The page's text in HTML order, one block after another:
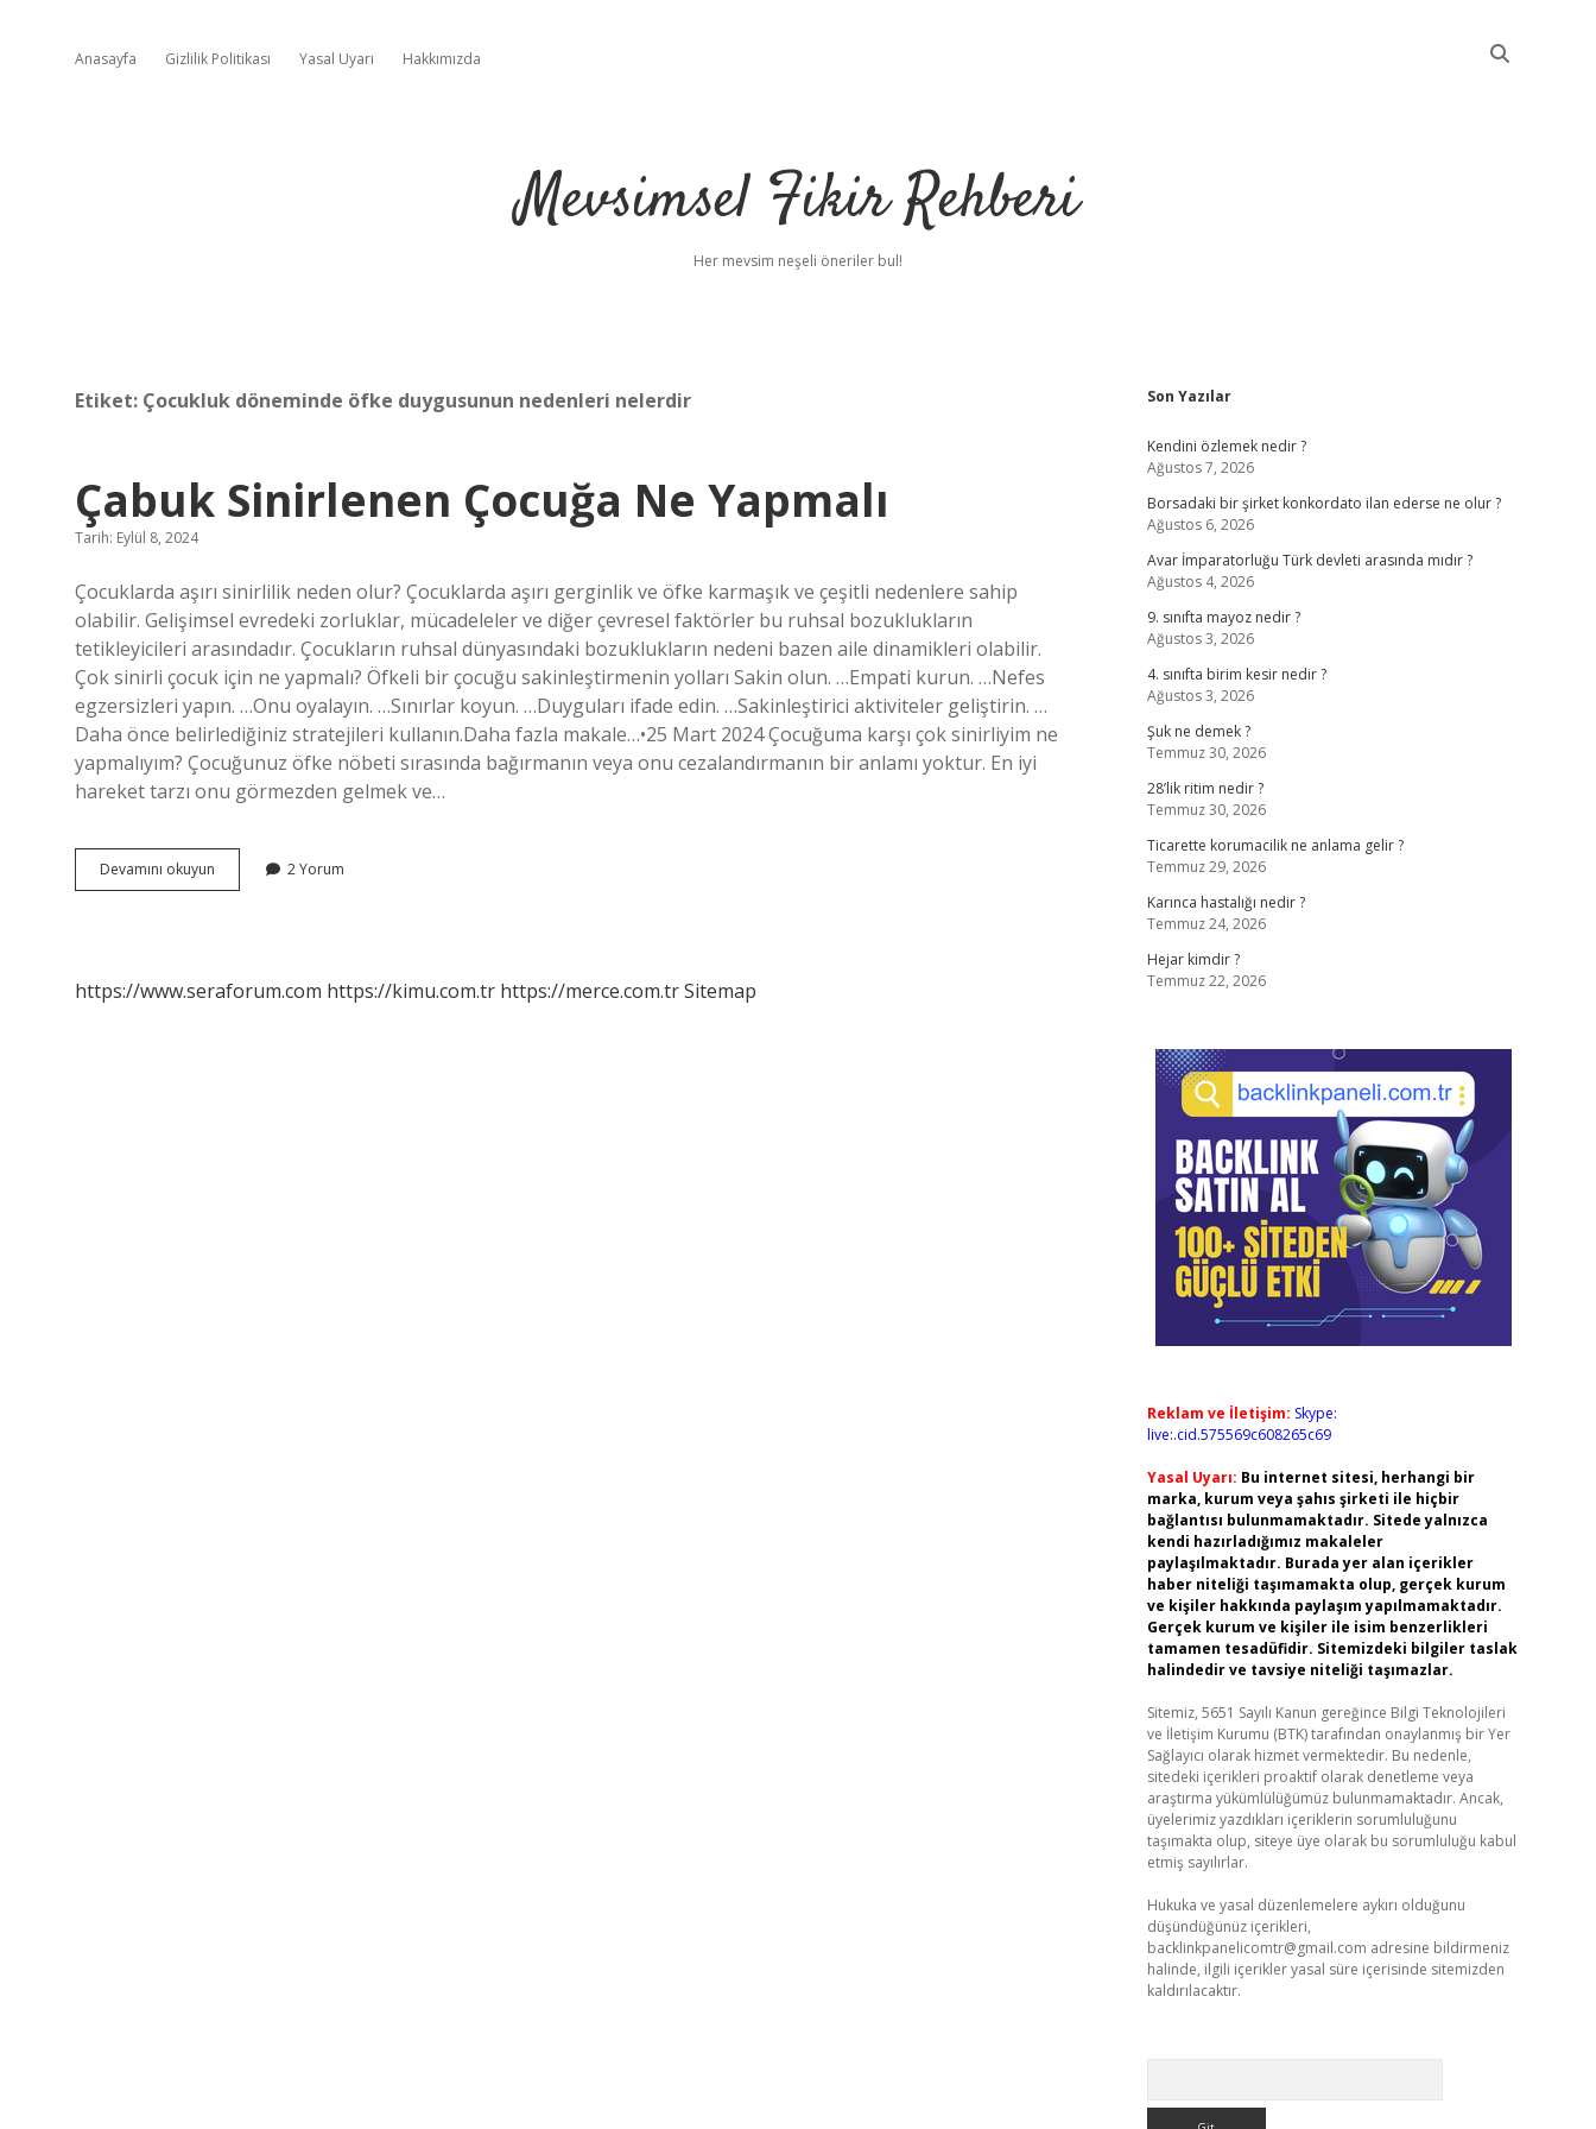
Anasayfa Gizlilik Politikası Yasal Uyarı Hakkımızda
Mevsimsel Fikir Rehberi
Her mevsim neşeli öneriler bul!
Etiket: Çocukluk döneminde öfke duygusunun nedenleri nelerdir
Çabuk Sinirlenen Çocuğa Ne Yapmalı
Tarih: Eylül 8, 2024
Çocuklarda aşırı sinirlilik neden olur? Çocuklarda aşırı gerginlik ve öfke karmaşık ve çeşitli nedenlere sahip
olabilir. Gelişimsel evredeki zorluklar, mücadeleler ve diğer çevresel faktörler bu ruhsal bozuklukların
tetikleyicileri arasındadır. Çocukların ruhsal dünyasındaki bozuklukların nedeni bazen aile dinamikleri olabilir.
Çok sinirli çocuk için ne yapmalı? Öfkeli bir çocuğu sakinleştirmenin yolları Sakin olun. …Empati kurun. …Nefes
egzersizleri yapın. …Onu oyalayın. …Sınırlar koyun. …Duyguları ifade edin. …Sakinleştirici aktiviteler geliştirin. …
Daha önce belirlediğiniz stratejileri kullanın.Daha fazla makale…•25 Mart 2024 Çocuğuma karşı çok sinirliyim ne
yapmalıyım? Çocuğunuz öfke nöbeti sırasında bağırmanın veya onu cezalandırmanın bir anlamı yoktur. En iyi
hareket tarzı onu görmezden gelmek ve…
Devamını okuyun
Sinirlenen
2 Yorum
https://www.seraforum.com https://kimu.com.tr https://merce.com.trSitemap
Sidebar
Son Yazılar
Kendini özlemek nedir ?
Ağustos 7, 2026
Borsadaki bir şirket konkordato ilan ederse ne olur ?
Ağustos 6, 2026
Avar İmparatorluğu Türk devleti arasında mıdır ?
Ağustos 4, 2026
9. sınıfta mayoz nedir ?
Ağustos 3, 2026
4. sınıfta birim kesir nedir ?
Ağustos 3, 2026
Şuk ne demek ?
Temmuz 30, 2026
28’lik ritim nedir ?
Temmuz 30, 2026
Ticarette korumacilik ne anlama gelir ?
Temmuz 29, 2026
Karınca hastalığı nedir ?
Temmuz 24, 2026
Hejar kimdir ?
Temmuz 22, 2026
Reklam ve İletişim: Skype:
live:.cid.575569c608265c69
Yasal Uyarı: Bu internet sitesi, herhangi bir
marka, kurum veya şahıs şirketi ile hiçbir
bağlantısı bulunmamaktadır. Sitede yalnızca
kendi hazırladığımız makaleler
paylaşılmaktadır. Burada yer alan içerikler
haber niteliği taşımamakta olup, gerçek kurum
ve kişiler hakkında paylaşım yapılmamaktadır.
Gerçek kurum ve kişiler ile isim benzerlikleri
tamamen tesadüfidir. Sitemizdeki bilgiler taslak
halindedir ve tavsiye niteliği taşımazlar.
Sitemiz, 5651 Sayılı Kanun gereğince Bilgi Teknolojileri
ve İletişim Kurumu (BTK) tarafından onaylanmış bir Yer
Sağlayıcı olarak hizmet vermektedir. Bu nedenle,
sitedeki içerikleri proaktif olarak denetleme veya
araştırma yükümlülüğümüz bulunmamaktadır. Ancak,
üyelerimiz yazdıkları içeriklerin sorumluluğunu
taşımakta olup, siteye üye olarak bu sorumluluğu kabul
etmiş sayılırlar.
Hukuka ve yasal düzenlemelere aykırı olduğunu
düşündüğünüz içerikleri,
backlinkpanelicomtr@gmail.com adresine bildirmeniz
halinde, ilgili içerikler yasal süre içerisinde sitemizden
kaldırılacaktır.